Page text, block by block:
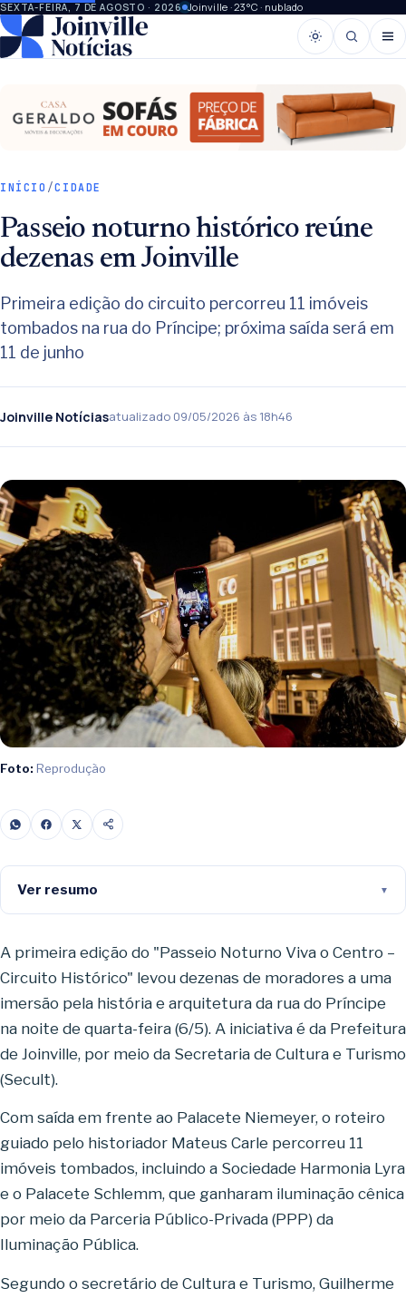
SEXTA-FEIRA, 7 DE AGOSTO · 2026 Joinville · 23°C · nublado
INÍCIO /CIDADE
Passeio noturno histórico reúne
dezenas em Joinville
Primeira edição do circuito percorreu 11 imóveis
tombados na rua do Príncipe; próxima saída será em
11 de junho
Joinville Notíciasatualizado 09/05/2026 às 18h46
Foto: Reprodução
Ver resumo
A primeira edição do "Passeio Noturno Viva o Centro –
Circuito Histórico" levou dezenas de moradores a uma
imersão pela história e arquitetura da rua do Príncipe
na noite de quarta-feira (6/5). A iniciativa é da Prefeitura
de Joinville, por meio da Secretaria de Cultura e Turismo
(Secult).
Com saída em frente ao Palacete Niemeyer, o roteiro
guiado pelo historiador Mateus Carle percorreu 11
imóveis tombados, incluindo a Sociedade Harmonia Lyra
e o Palacete Schlemm, que ganharam iluminação cênica
por meio da Parceria Público-Privada (PPP) da
Iluminação Pública.
Segundo o secretário de Cultura e Turismo, Guilherme